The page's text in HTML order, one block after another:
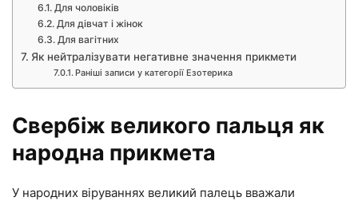
Для чоловіків
Для дівчат і жінок
Для вагітних
Як нейтралізувати негативне значення прикмети
Раніші записи у категорії Езотерика
Свербіж великого пальця як
народна прикмета
У народних віруваннях великий палець вважали